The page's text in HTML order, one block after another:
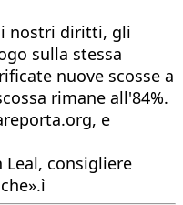
i nostri diritti, gli
sulla stessa
nuove scosse a
rimane all'84%.
e
consigliere